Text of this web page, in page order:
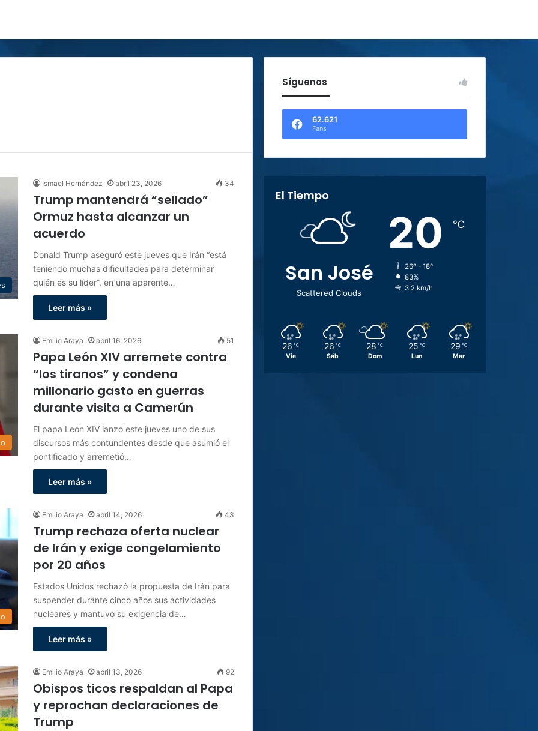
Ismael Hernández abril 23, 2026 34
Trump mantendrá “sellado”
Ormuz hasta alcanzar un
acuerdo
Donald Trump aseguró este jueves que Irán “está
teniendo muchas dificultades para determinar
quién es su líder”, en una aparente…
Leer más »
Emilio Araya abril 16, 2026 51
Papa León XIV arremete contra
“los tiranos” y condena
millonario gasto en guerras
durante visita a Camerún
El papa León XIV lanzó este jueves uno de sus
discursos más contundentes desde que asumió el
pontificado y arremetió…
Leer más »
Emilio Araya abril 14, 2026 43
Trump rechaza oferta nuclear
de Irán y exige congelamiento
por 20 años
Estados Unidos rechazó la propuesta de Irán para
suspender durante cinco años sus actividades
nucleares y mantuvo su exigencia de…
Leer más »
Emilio Araya abril 13, 2026 92
Obispos ticos respaldan al Papa
y reprochan declaraciones de
Trump
Síguenos
62.621
Fans
El Tiempo
San José
Scattered Clouds
20 ℃
26º - 18º
83%
3.2 km/h
26 ℃
Vie
26 ℃
Sáb
28 ℃
Dom
25 ℃
Lun
29 ℃
Mar